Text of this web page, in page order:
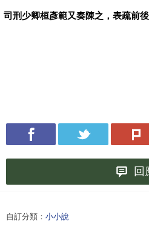
司刑少卿桓彥範又奏陳之，表疏前
回
自訂分類： 小小說